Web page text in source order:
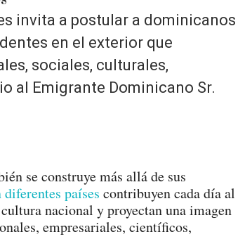
invita a postular a dominicanos
en el exterior que
sociales, culturales,
al Emigrante Dominicano Sr.
se construye más allá de sus
países contribuyen cada día al
nacional y proyectan una imagen
empresariales, científicos,